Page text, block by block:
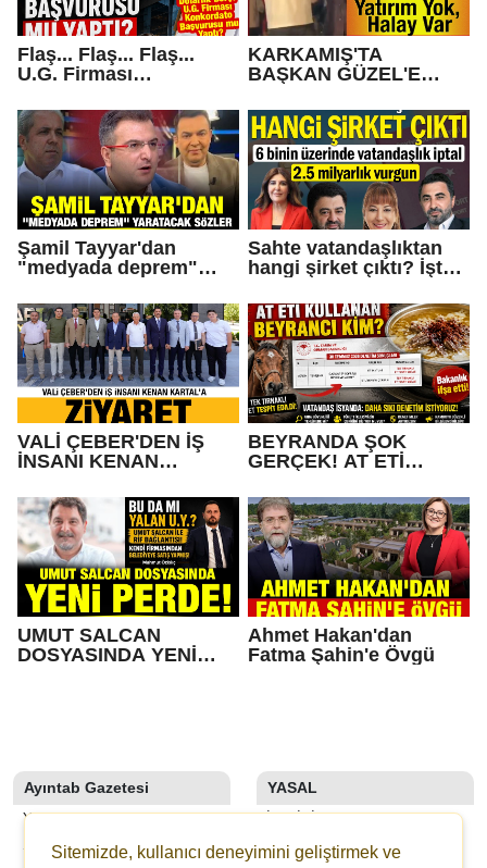
Flaş... Flaş... Flaş...
U.G. Firması
mu yaptı?
KARKAMIŞ'TA
BAŞKAN GÜZEL'E
Yok, Halay Var
Şamil Tayyar'dan
"medyada deprem"
Sahte vatandaşlıktan
hangi şirket çıktı? İşte
Geçen Gaziantepli İş
İnsanları
VALİ ÇEBER'DEN İŞ
İNSANI KENAN
BEYRANDA ŞOK
GERÇEK! AT ETİ
KİM?
UMUT SALCAN
DOSYASINDA YENİ
Ahmet Hakan'dan
Fatma Şahin'e Övgü
Ayıntab Gazetesi
YAZARLAR
SON DAKİKA
YASAL
İLETIŞIM
KÜNYE
Sitemizde, kullanıcı deneyimini geliştirmek ve